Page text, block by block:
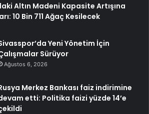
Altın Madeni Kapasite Artışına
10 Bin 711 Ağaç Kesilecek
Yeni Yönetim İçin
Sürüyor
Ağustos 6, 2026
Merkez Bankası faiz indirimine
etti: Politika faizi yüzde 14’e